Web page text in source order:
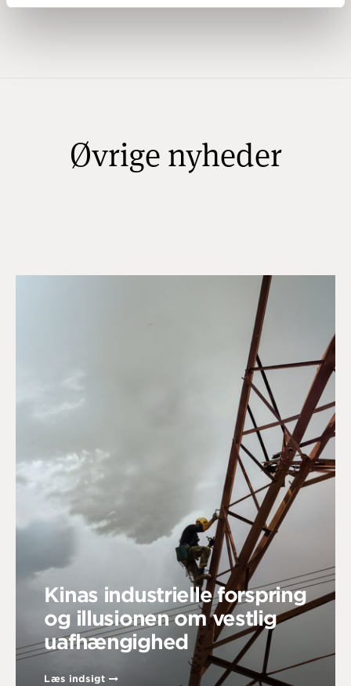
Øvrige nyheder
Kinas industrielle forspring
og illusionen om vestlig
uafhængighed
Læs indsigt